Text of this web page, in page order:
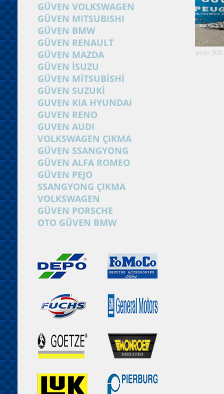
GÜVEN VOLKSWAGEN
GÜVEN MITSUBISHI
GÜVEN BMW
GÜVEN RENAULT
GÜVEN MAZDA
GÜVEN İSUZU
GÜVEN MİTSUBİSHİ
GÜVEN SUZUKİ
GUVEN KIA HYUNDAI
GUVEN RENO
GUVEN AUDI
VOLKSWAGEN ÇIKMA
GÜVEN SSANGYONG
GÜVEN ALFA ROMEO
GÜVEN PEJO
SSANGYONG ÇIKMA
VOLKSWAGEN
GÜVEN PORSCHE
OTO GÜVEN BMW
pejo